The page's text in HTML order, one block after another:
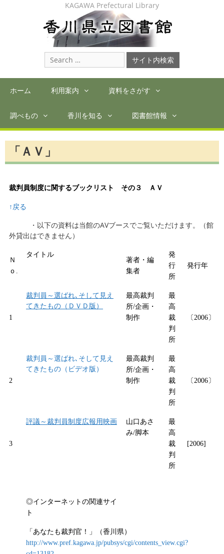
KAGAWA Prefectural Library
Search
for:
ホーム 利用案内 資料をさがす
調べもの 香川を知る 図書館情報
「ＡＶ」
裁判員制度に関するブックリスト その３ ＡＶ
↑戻る
・以下の資料は当館のAVブースでご覧いただけます。（館
外貸出はできません）
Ｎ
ｏ.
タイトル
著者・編
集者
発
行
所
発行年
1
裁判員～選ばれ､そして見え
てきたもの（ＤＶＤ版）
最高裁判
所/企画・
制作
最
高
裁
判
所
〔2006〕
2
裁判員～選ばれ､そして見え
てきたもの（ビデオ版）
最高裁判
所/企画・
制作
最
高
裁
判
所
〔2006〕
3
評議～裁判員制度広報用映画
山口あさ
み/脚本
最
高
裁
判
所
[2006]
◎インターネットの関連サイ
ト
「あなたも裁判官！」（香川県）
http://www.pref.kagawa.jp/pubsys/cgi/contents_view.cgi?